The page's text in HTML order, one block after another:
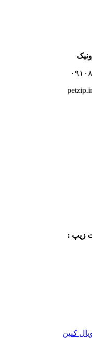
زیپ :
کنین